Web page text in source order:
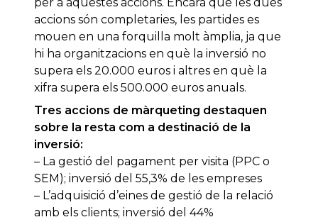
accions són completaries, les partides es
mouen en una forquilla molt àmplia, ja que
hi ha organitzacions en què la inversió no
supera els 20.000 euros i altres en què la
xifra supera els 500.000 euros anuals.
Tres accions de màrqueting destaquen
sobre la resta com a destinació de la
inversió:
– La gestió del pagament per visita (PPC o
SEM); inversió del 55,3% de les empreses
– L’adquisició d’eines de gestió de la relació
amb els clients; inversió del 44%